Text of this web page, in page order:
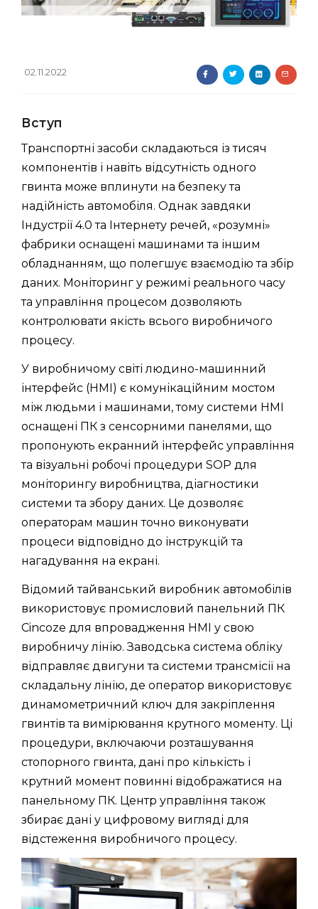
02.11.2022
Вступ
Транспортні засоби складаються із тисяч
компонентів і навіть відсутність одного
гвинта може вплинути на безпеку та
надійність автомобіля. Однак завдяки
Індустрії 4.0 та Інтернету речей, «розумні»
фабрики оснащені машинами та іншим
обладнанням, що полегшує взаємодію та збір
даних. Моніторинг у режимі реального часу
та управління процесом дозволяють
контролювати якість всього виробничого
процесу.
У виробничому світі людино-машинний
інтерфейс (HMI) є комунікаційним мостом
між людьми і машинами, тому системи HMI
оснащені ПК з сенсорними панелями, що
пропонують екранний інтерфейс управління
та візуальні робочі процедури SOP для
моніторингу виробництва, діагностики
системи та збору даних. Це дозволяє
операторам машин точно виконувати
процеси відповідно до інструкцій та
нагадування на екрані.
Відомий тайванський виробник автомобілів
використовує промисловий панельний ПК
Cincoze для впровадження HMI у свою
виробничу лінію. Заводська система обліку
відправляє двигуни та системи трансмісії на
складальну лінію, де оператор використовує
динамометричний ключ для закріплення
гвинтів та вимірювання крутного моменту. Ці
процедури, включаючи розташування
стопорного гвинта, дані про кількість і
крутний момент повинні відображатися на
панельному ПК. Центр управління також
збирає дані у цифровому вигляді для
відстеження виробничого процесу.